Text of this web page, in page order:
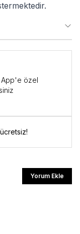
App'e özel
Yorum Ekle
ve